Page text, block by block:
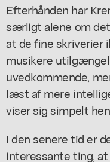
Efterhånden har
særligt alene om
at de fine skriverier
musikere
uvedkommende,
læst af mere
viser sig simpelt
I den senere tid er
interessante ting,